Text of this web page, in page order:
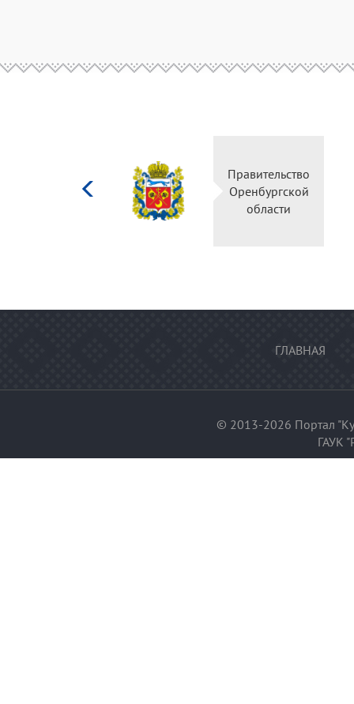
Правительство
Оренбургской
области
ГЛАВНАЯ
© 2013-2026 Портал
ГАУК